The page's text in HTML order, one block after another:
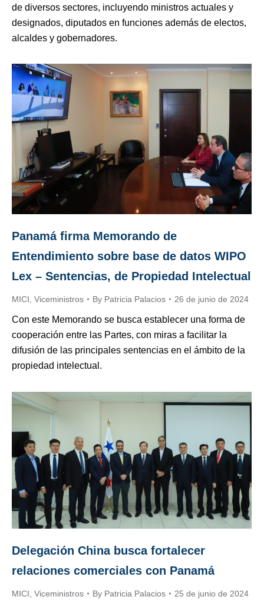
de diversos sectores, incluyendo ministros actuales y
designados, diputados en funciones además de electos,
alcaldes y gobernadores.
Panamá firma Memorando de
Entendimiento sobre base de datos WIPO
Lex – Sentencias, de Propiedad Intelectual
MICI, Viceministros By Patricia Palacios 26 de junio de 2024
Con este Memorando se busca establecer una forma de
cooperación entre las Partes, con miras a facilitar la
difusión de las principales sentencias en el ámbito de la
propiedad intelectual.
Delegación China busca fortalecer
relaciones comerciales con Panamá
MICI Viceministros By Patricia Palacios 25 de junio de 2024